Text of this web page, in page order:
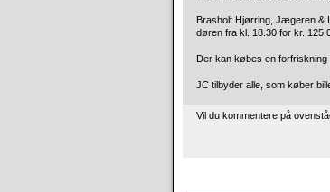
Brasholt Hjørring, Jægeren &
døren fra kl. 18.30 for kr.
Der kan købes en forfriskning
JC tilbyder alle, som køber
Vil du kommentere på